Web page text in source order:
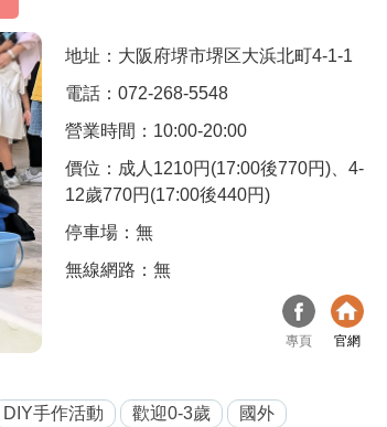
地址：大阪府堺市堺区大浜北町4-1-1
電話：072-268-5548
營業時間：10:00-20:00
價位：成人1210円(17:00後770円)、4-
12歲770円(17:00後440円)
停車場：無
無線網路：無
專頁 官網
DIY手作活動 歡迎0-3歲 國外